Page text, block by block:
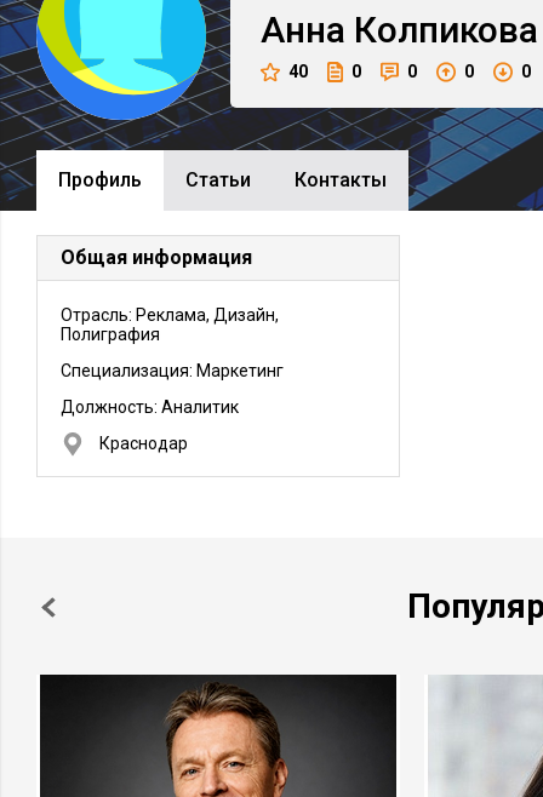
Анна Колпикова
40 0 0 0 0
Профиль Cтатьи Контакты
Общая информация
Отрасль: Реклама, Дизайн,
Полиграфия
Специализация: Маркетинг
Должность: Аналитик
Краснодар